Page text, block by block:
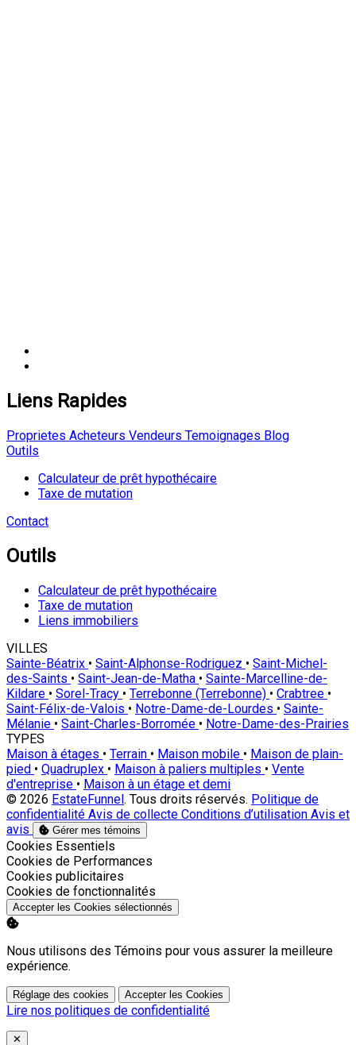
Liens Rapides
Proprietes Acheteurs Vendeurs Temoignages Blog
Outils
Calculateur de prêt hypothécaire
Taxe de mutation
Contact
Outils
Calculateur de prêt hypothécaire
Taxe de mutation
Liens immobiliers
VILLES
Sainte-Béatrix • Saint-Alphonse-Rodriguez • Saint-Michel-
des-Saints • Saint-Jean-de-Matha • Sainte-Marcelline-de-
Kildare • Sorel-Tracy • Terrebonne (Terrebonne) • Crabtree •
Saint-Félix-de-Valois • Notre-Dame-de-Lourdes • Sainte-
Mélanie • Saint-Charles-Borromée • Notre-Dame-des-Prairies
TYPES
Maison à étages • Terrain • Maison mobile • Maison de plain-
pied • Quadruplex • Maison à paliers multiples • Vente
d'entreprise • Maison à un étage et demi
© 2026 EstateFunnel. Tous droits réservés. Politique de
confidentialité Avis de collecte Conditions d’utilisation Avis et
avis
Gérer mes témoins
Activer
Cookies Essentiels
Activer
Cookies de Performances
Activer
Cookies publicitaires
Activer
Cookies de fonctionnalités
Accepter les Cookies sélectionnés
Nous utilisons des Témoins pour vous assurer la meilleure
expérience.
Réglage des cookies Accepter les Cookies
Lire nos politiques de confidentialité
Close
✕